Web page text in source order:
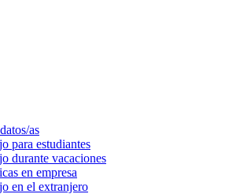
as
para estudiantes
durante vacaciones
en empresa
en el extranjero